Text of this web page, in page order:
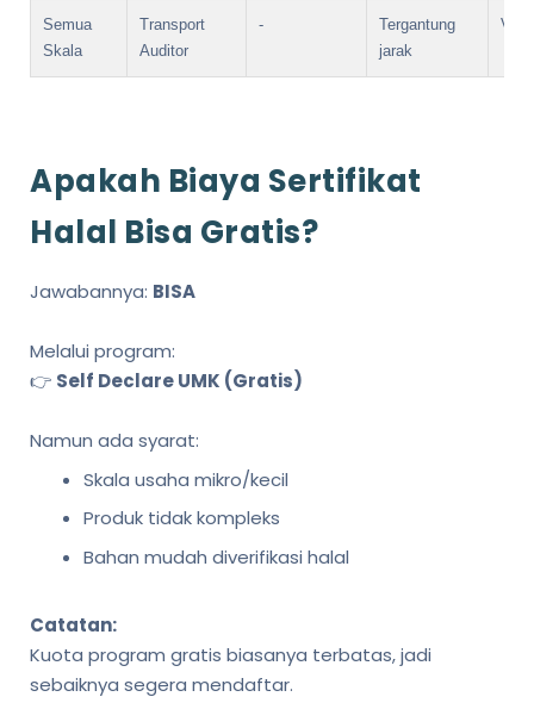
Semua
Skala
Transport
Auditor
-
Tergantung
jarak
Apakah Biaya Sertifikat
Halal Bisa Gratis?
Jawabannya: BISA
Melalui program:
👉 Self Declare UMK (Gratis)
Namun ada syarat:
Skala usaha mikro/kecil
Produk tidak kompleks
Bahan mudah diverifikasi halal
Catatan:
Kuota program gratis biasanya terbatas, jadi
sebaiknya segera mendaftar.